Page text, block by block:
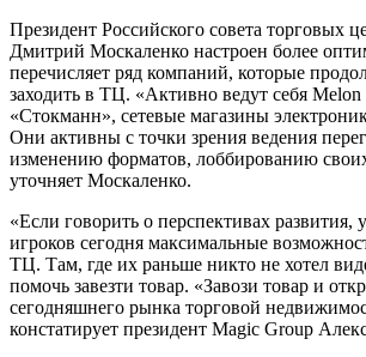
Президент Российского совета торговых
Дмитрий Москаленко настроен более
перечисляет ряд компаний, которые
заходить в ТЦ. «Активно ведут себя Melon
«Стокманн», сетевые магазины
Они активны с точки зрения ведения
изменению форматов, лоббированию
уточняет Москаленко.
«Если говорить о перспективах развития,
игроков сегодня максимальные
ТЦ. Там, где их раньше никто не хотел
помочь завезти товар. «Завози товар и
сегодняшнего рынка торговой
констатирует президент Magic Group